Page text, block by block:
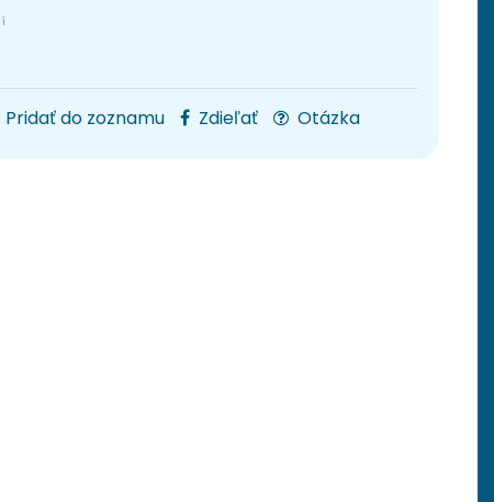
Pridať do zoznamu Zdieľať Otázka